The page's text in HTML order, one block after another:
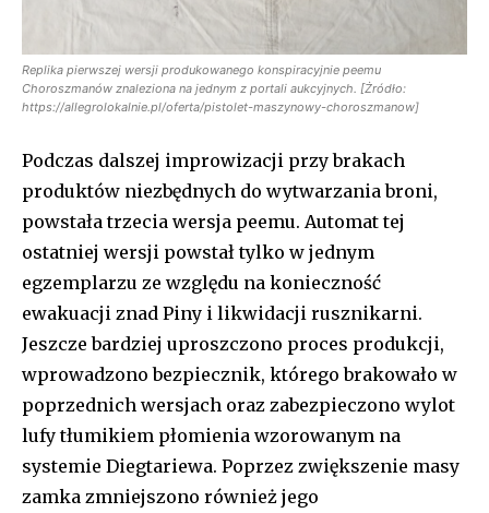
Replika pierwszej wersji produkowanego konspiracyjnie peemu
Choroszmanów znaleziona na jednym z portali aukcyjnych. [Żródło:
https://allegrolokalnie.pl/oferta/pistolet-maszynowy-choroszmanow]
Podczas dalszej improwizacji przy brakach
produktów niezbędnych do wytwarzania broni,
powstała trzecia wersja peemu. Automat tej
ostatniej wersji powstał tylko w jednym
egzemplarzu ze względu na konieczność
ewakuacji znad Piny i likwidacji rusznikarni.
Jeszcze bardziej uproszczono proces produkcji,
wprowadzono bezpiecznik, którego brakowało w
poprzednich wersjach oraz zabezpieczono wylot
lufy tłumikiem płomienia wzorowanym na
systemie Diegtariewa. Poprzez zwiększenie masy
zamka zmniejszono również jego